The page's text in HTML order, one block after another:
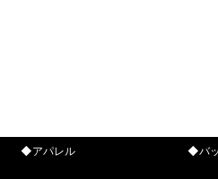
◆アパレル ◆バ